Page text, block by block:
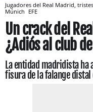
Jugadores del Real Madrid,
Múnich EFE
Un crack del
¿Adiós al club
La entidad madridista
fisura de la falange distal